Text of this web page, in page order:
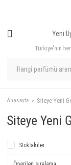
Türkiye'nin
Yeni
Anasayfa Siteye Yeni
Siteye Yeni
Stoktakiler